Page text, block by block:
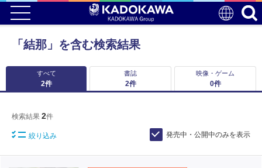
「結那」を含む検索結果
すべて
2件
書誌
2件
映像・ゲーム
0件
検索結果 2件
絞り込み 発売中・公開中のみを表示